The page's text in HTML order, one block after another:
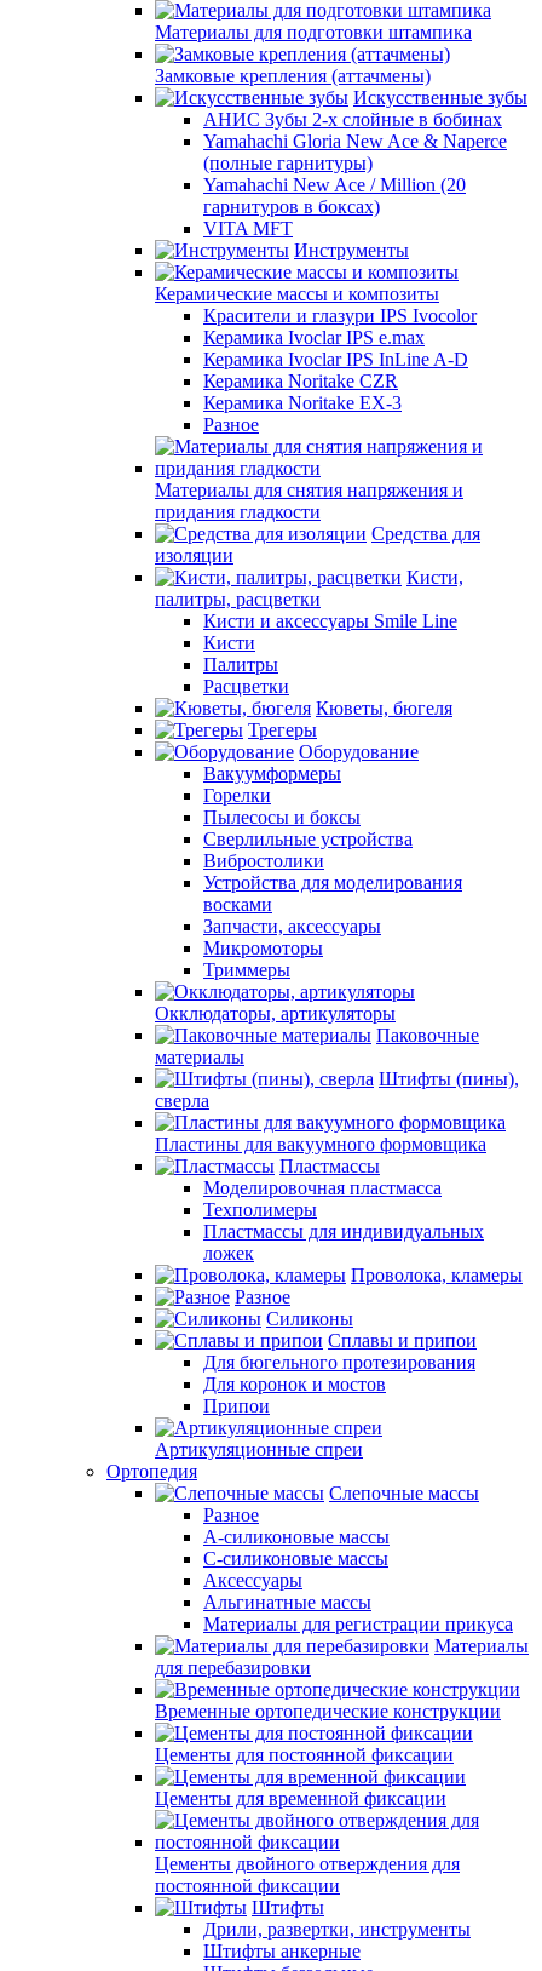
Материалы для подготовки штампика
Замковые крепления (аттачмены)
Искусственные зубы
АНИС Зубы 2-х слойные в бобинах
Yamahachi Gloria New Ace & Naperce
(полные гарнитуры)
Yamahachi New Ace / Million (20
гарнитуров в боксах)
VITA MFT
Инструменты
Керамические массы и композиты
Красители и глазури IPS Ivocolor
Керамика Ivoclar IPS e.max
Керамика Ivoclar IPS InLine A-D
Керамика Noritake CZR
Керамика Noritake EX-3
Разное
Материалы для снятия напряжения и
придания гладкости
Средства для
изоляции
Кисти,
палитры, расцветки
Кисти и аксессуары Smile Line
Кисти
Палитры
Расцветки
Кюветы, бюгеля
Трегеры
Оборудование
Вакуумформеры
Горелки
Пылесосы и боксы
Сверлильные устройства
Вибростолики
Устройства для моделирования
восками
Запчасти, аксессуары
Микромоторы
Триммеры
Окклюдаторы, артикуляторы
Паковочные
материалы
Штифты (пины),
сверла
Пластины для вакуумного формовщика
Пластмассы
Моделировочная пластмасса
Техполимеры
Пластмассы для индивидуальных
ложек
Проволока, кламеры
Разное
Силиконы
Сплавы и припои
Для бюгельного протезирования
Для коронок и мостов
Припои
Артикуляционные спреи
Ортопедия
Слепочные массы
Разное
А-силиконовые массы
С-силиконовые массы
Аксессуары
Альгинатные массы
Материалы для регистрации прикуса
Материалы
для перебазировки
Временные ортопедические конструкции
Цементы для постоянной фиксации
Цементы для временной фиксации
Цементы двойного отверждения для
постоянной фиксации
Штифты
Дрили, развертки, инструменты
Штифты анкерные